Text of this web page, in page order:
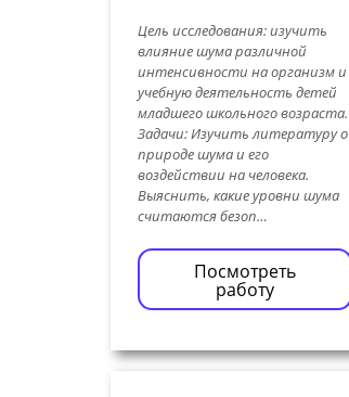
Цель исследования: изучить
влияние шума различной
интенсивности на организм и
учебную деятельность детей
младшего школьного возраста.
Задачи: Изучить литературу о
природе шума и его
воздействии на человека.
Выяснить, какие уровни шума
считаются безоп…
Посмотреть
работу